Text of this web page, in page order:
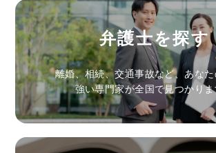
弁護士を探す
離婚、相続、交通事故など、あな
強い専門家が全国で見つかり